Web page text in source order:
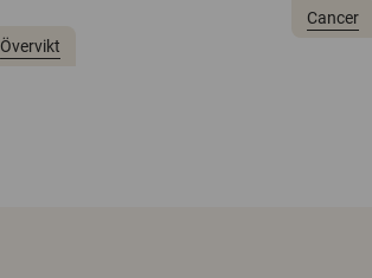
Övervikt
Cancer